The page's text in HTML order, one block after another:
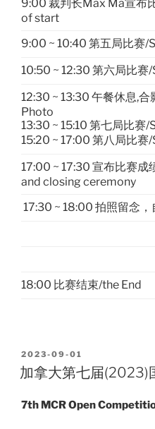
9:00 裁判长Max Ma宣布
of start
9:00 ~ 10:40 第五局比赛/
10:50 ~ 12:30 第六局比赛
12:30 ~ 13:30 午餐休息,
Photo
13:30 ~ 15:10 第七局比赛/
15:20 ~ 17:00 第八局比赛
17:00 ~ 17:30 宣布比赛
and closing ceremony
17:30 ~ 18:00 拍照留念，
18:00 比赛结束/the End
POSTED
ON
2023-09-01
加拿大第七届(2023)
7th MCR Open